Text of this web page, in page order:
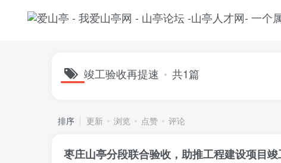
竣工验收再提速 共1篇
排序 更新 浏览 点赞 评论
枣庄山亭分段联合验收，助推工程建设项目